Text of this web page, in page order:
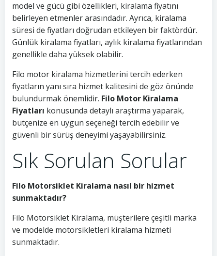
model ve gücü gibi özellikleri, kiralama fiyatını
belirleyen etmenler arasındadır. Ayrıca, kiralama
süresi de fiyatları doğrudan etkileyen bir faktördür.
Günlük kiralama fiyatları, aylık kiralama fiyatlarından
genellikle daha yüksek olabilir.
Filo motor kiralama hizmetlerini tercih ederken
fiyatların yanı sıra hizmet kalitesini de göz önünde
bulundurmak önemlidir. Filo Motor Kiralama
Fiyatları konusunda detaylı araştırma yaparak,
bütçenize en uygun seçeneği tercih edebilir ve
güvenli bir sürüş deneyimi yaşayabilirsiniz.
Sık Sorulan Sorular
Filo Motorsiklet Kiralama nasıl bir hizmet
sunmaktadır?
Filo Motorsiklet Kiralama, müşterilere çeşitli marka
ve modelde motorsikletleri kiralama hizmeti
sunmaktadır.